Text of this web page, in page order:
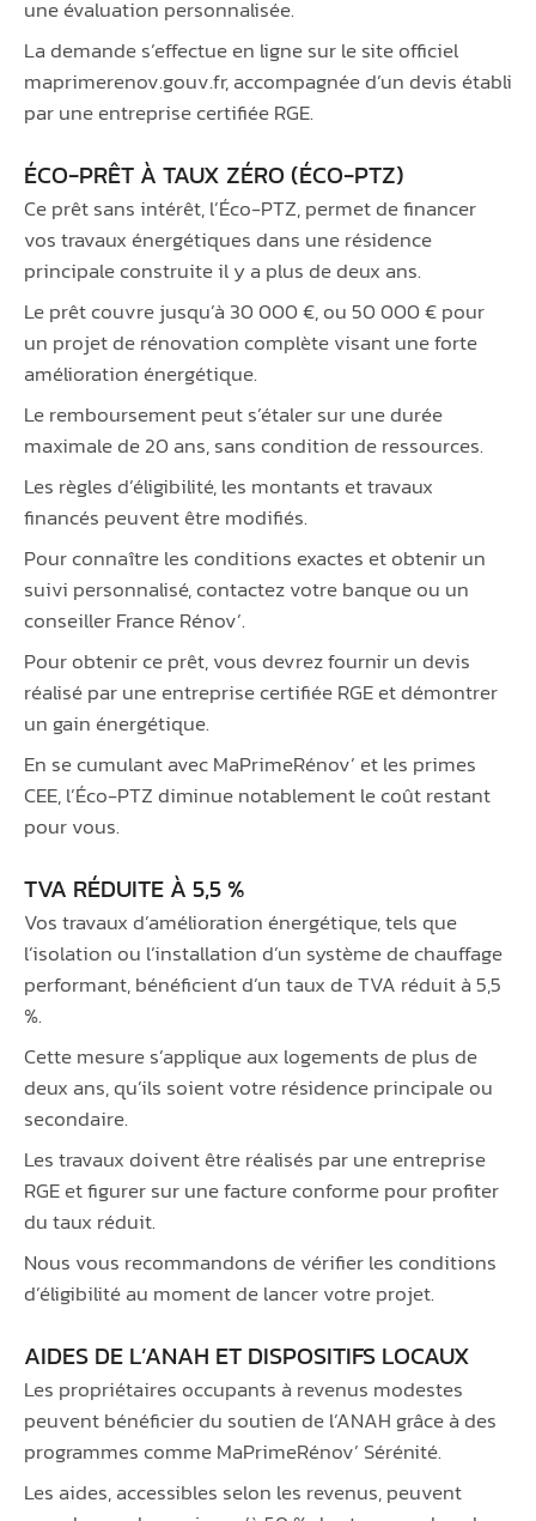
une évaluation personnalisée.
La demande s’effectue en ligne sur le site officiel
maprimerenov.gouv.fr, accompagnée d’un devis établi
par une entreprise certifiée RGE.
ÉCO-PRÊT À TAUX ZÉRO (ÉCO-PTZ)
Ce prêt sans intérêt, l’Éco-PTZ, permet de financer
vos travaux énergétiques dans une résidence
principale construite il y a plus de deux ans.
Le prêt couvre jusqu’à 30 000 €, ou 50 000 € pour
un projet de rénovation complète visant une forte
amélioration énergétique.
Le remboursement peut s’étaler sur une durée
maximale de 20 ans, sans condition de ressources.
Les règles d’éligibilité, les montants et travaux
financés peuvent être modifiés.
Pour connaître les conditions exactes et obtenir un
suivi personnalisé, contactez votre banque ou un
conseiller France Rénov’.
Pour obtenir ce prêt, vous devrez fournir un devis
réalisé par une entreprise certifiée RGE et démontrer
un gain énergétique.
En se cumulant avec MaPrimeRénov’ et les primes
CEE, l’Éco-PTZ diminue notablement le coût restant
pour vous.
TVA RÉDUITE À 5,5 %
Vos travaux d’amélioration énergétique, tels que
l’isolation ou l’installation d’un système de chauffage
performant, bénéficient d’un taux de TVA réduit à 5,5
%.
Cette mesure s’applique aux logements de plus de
deux ans, qu’ils soient votre résidence principale ou
secondaire.
Les travaux doivent être réalisés par une entreprise
RGE et figurer sur une facture conforme pour profiter
du taux réduit.
Nous vous recommandons de vérifier les conditions
d’éligibilité au moment de lancer votre projet.
AIDES DE L’ANAH ET DISPOSITIFS LOCAUX
Les propriétaires occupants à revenus modestes
peuvent bénéficier du soutien de l’ANAH grâce à des
programmes comme MaPrimeRénov’ Sérénité.
Les aides, accessibles selon les revenus, peuvent